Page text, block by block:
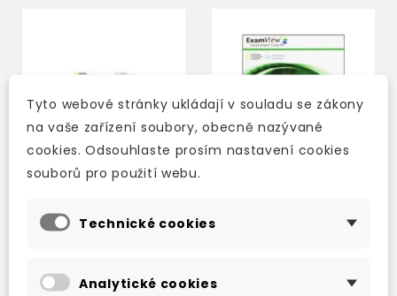
EXAMVIEW
ASSESSMENT CD-ROM
ASSESSMENT CD-ROM
Tyto webové stránky ukládají v souladu se zákony
na vaše zařízení soubory, obecně nazývané
cookies. Odsouhlaste prosím nastavení cookies
souborů pro použití webu.
Technické cookies
Analytické cookies